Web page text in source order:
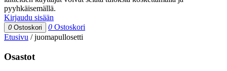
pyyhkäisemällä.
Kirjaudu sisään
0 Ostoskori 0 Ostoskori
Etusivu /juomapullosetti
Osastot